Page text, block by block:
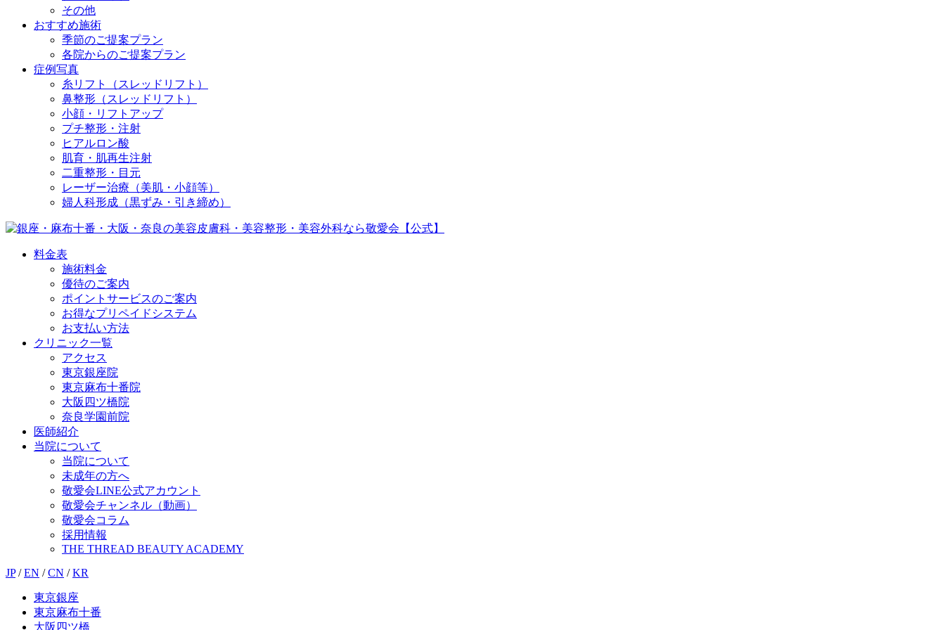
その他
おすすめ施術
季節のご提案プラン
各院からのご提案プラン
症例写真
糸リフト（スレッドリフト）
鼻整形（スレッドリフト）
小顔・リフトアップ
プチ整形・注射
ヒアルロン酸
肌育・肌再生注射
二重整形・目元
レーザー治療（美肌・小顔等）
婦人科形成（黒ずみ・引き締め）
料金表
施術料金
優待のご案内
ポイントサービスのご案内
お得なプリペイドシステム
お支払い方法
クリニック一覧
アクセス
東京銀座院
東京麻布十番院
大阪四ツ橋院
奈良学園前院
医師紹介
当院について
当院について
未成年の方へ
敬愛会LINE公式アカウント
敬愛会チャンネル（動画）
敬愛会コラム
採用情報
THE THREAD BEAUTY ACADEMY
JP / EN / CN / KR
東京銀座
東京麻布十番
大阪四ツ橋